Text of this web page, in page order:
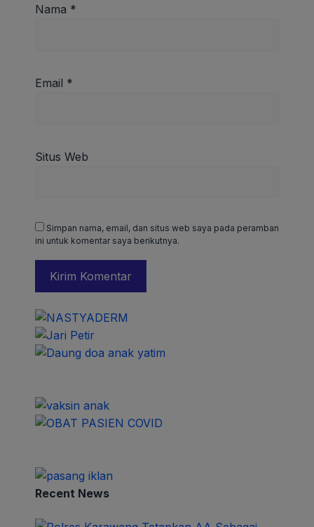
Nama *
Email *
Situs Web
Simpan nama, email, dan situs web saya pada peramban
ini untuk komentar saya berikutnya.
Recent News